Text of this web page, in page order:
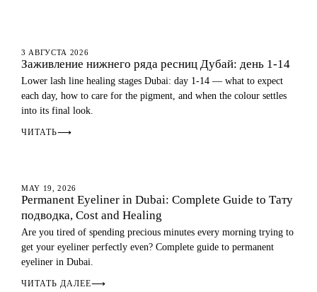
ГЛАЗА
3 АВГУСТА 2026
Заживление нижнего ряда ресниц Дубай: день 1-14
Lower lash line healing stages Dubai: day 1-14 — what to expect
each day, how to care for the pigment, and when the colour settles
into its final look.
ЧИТАТЬ⟶
ГЛАЗА
MAY 19, 2026
Permanent Eyeliner in Dubai: Complete Guide to Тату
подводка, Cost and Healing
Are you tired of spending precious minutes every morning trying to
get your eyeliner perfectly even? Complete guide to permanent
eyeliner in Dubai.
ЧИТАТЬ ДАЛЕЕ⟶